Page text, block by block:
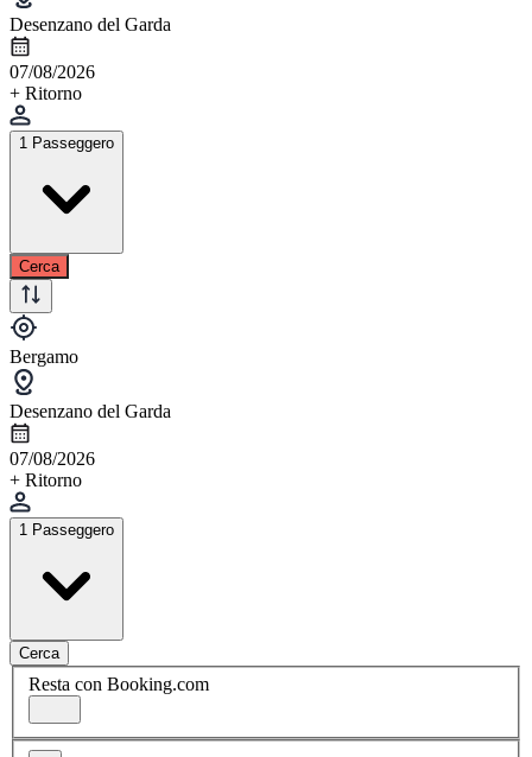
Desenzano del Garda
07/08/2026
+ Ritorno
1 Passeggero
Cerca
Bergamo
Desenzano del Garda
07/08/2026
+ Ritorno
1 Passeggero
Cerca
Resta con Booking.com